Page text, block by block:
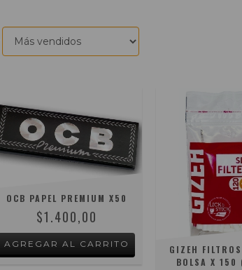
OCB PAPEL PREMIUM X50
$1.400,00
GIZEH
BOLSA X